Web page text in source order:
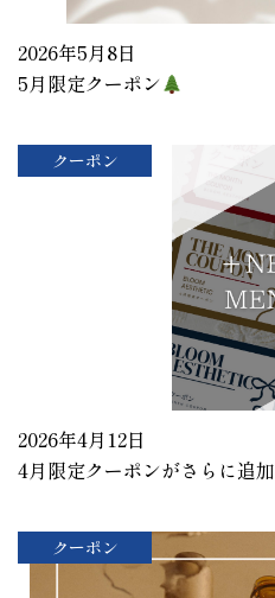
2026年5月8日
5月限定クーポン
クーポン
2026年4月12日
4月限定クーポンがさらに追加
クーポン